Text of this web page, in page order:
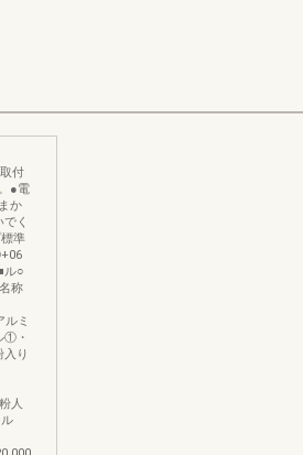
付
●電
か
く
準
ル○
称
ミ
①・
り
人